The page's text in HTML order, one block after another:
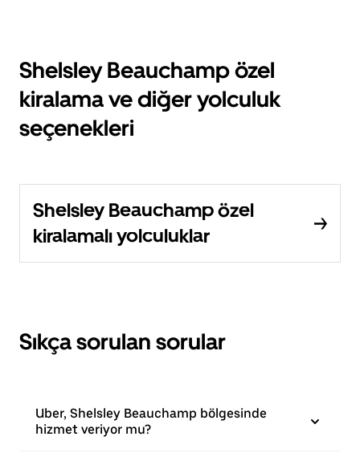
Shelsley Beauchamp özel
kiralama ve diğer yolculuk
seçenekleri
Shelsley Beauchamp özel
kiralamalı yolculuklar
Sıkça sorulan sorular
Uber, Shelsley Beauchamp bölgesinde
hizmet veriyor mu?